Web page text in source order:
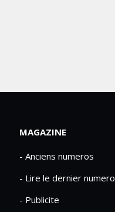
MAGAZINE
- Anciens numeros
- Lire le dernier numero
- Publicite